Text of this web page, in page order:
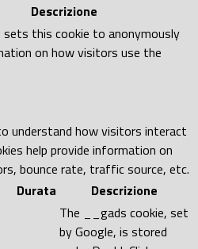
Descrizione
sets this cookie to anonymously
on how visitors use the
understand how visitors interact
help provide information on
bounce rate, traffic source, etc.
Durata Descrizione
The __gads cookie, set
by Google, is stored